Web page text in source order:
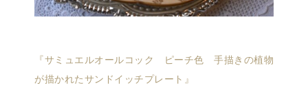
『サミュエルオールコック ピーチ色 手描きの植物
が描かれたサンドイッチプレート』